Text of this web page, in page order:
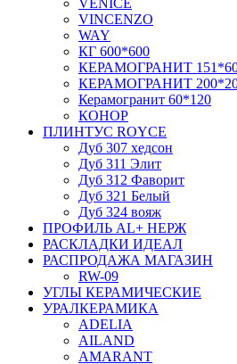
VINCENZO
WAY
КГ 600*600
КЕРАМОГРАНИТ
КЕРАМОГРАНИТ
Керамогранит 60*120
КОНОР
ПЛИНТУС ROYCE
Дуб 307 хедсон
Дуб 311 Элит
Дуб 312 Фаворит
Дуб 321 Белый
Дуб 324 вояж
ПРОФИЛЬ AL+ НЕРЖ
РАСКЛАДКИ ИДЕАЛ
РАСПРОДАЖА МАГАЗИН
RW-09
УГЛЫ КЕРАМИЧЕСКИЕ
УРАЛКЕРАМИКА
ADELIA
AILAND
AMARANT